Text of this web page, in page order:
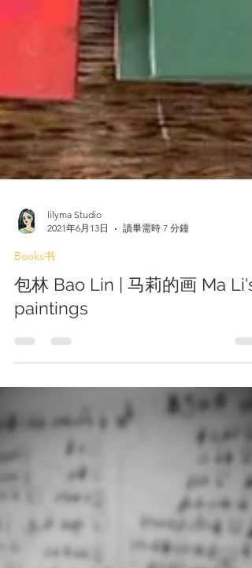
lilyma Studio
Books书
包林 Bao Lin | 马莉的画 Ma Li's
paintings